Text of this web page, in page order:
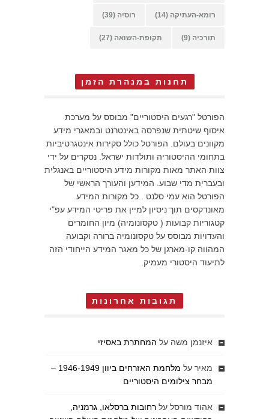
רומא-העתיקה (14) רוסיה (39)
תורכיה (9) תקופת-השואה (27)
תחנות במנהרת הזמן
הפורטל "רגעים היסטוריים" מבוסס על מערכת
איסוף שיטתית שנפרסה באינטרנט ובמאגרי מידע
מקוונים בעולם. הפורטל כולל סקירות אינטגרטיביות
בתחומי ההיסטוריה ותולדות ישראל. נסקרים על ידי
צוות האתר מאות מקורות מידע היסטוריים באנגלית
ובעברית מדי שבוע. המידען והעורך הראשי של
הפורטל הוא עמי סלנט . כל מקורות המידע
מאונדקסים תוך ניסיון למיין את פריטי המידע עפ"י
קטגוריות קבועות ( טקסונומיה) מיון החומרים
והעדויות מבוסס על טקסונומיה ברורה וקבועה
המהווה קו-מארגן של כל מאגר המידע הייחודי הזה
לתיעוד היסטורי מעמיק.
תגובות אחרונות
איזנמן משה על המחתרת באסיזי
מאיר על
מלחמת האזרחים ביוון 1946-1949 –
מבחר צילומים היסטוריים
אהוד מורסל על רחובות ברסלאו, גרמניה,